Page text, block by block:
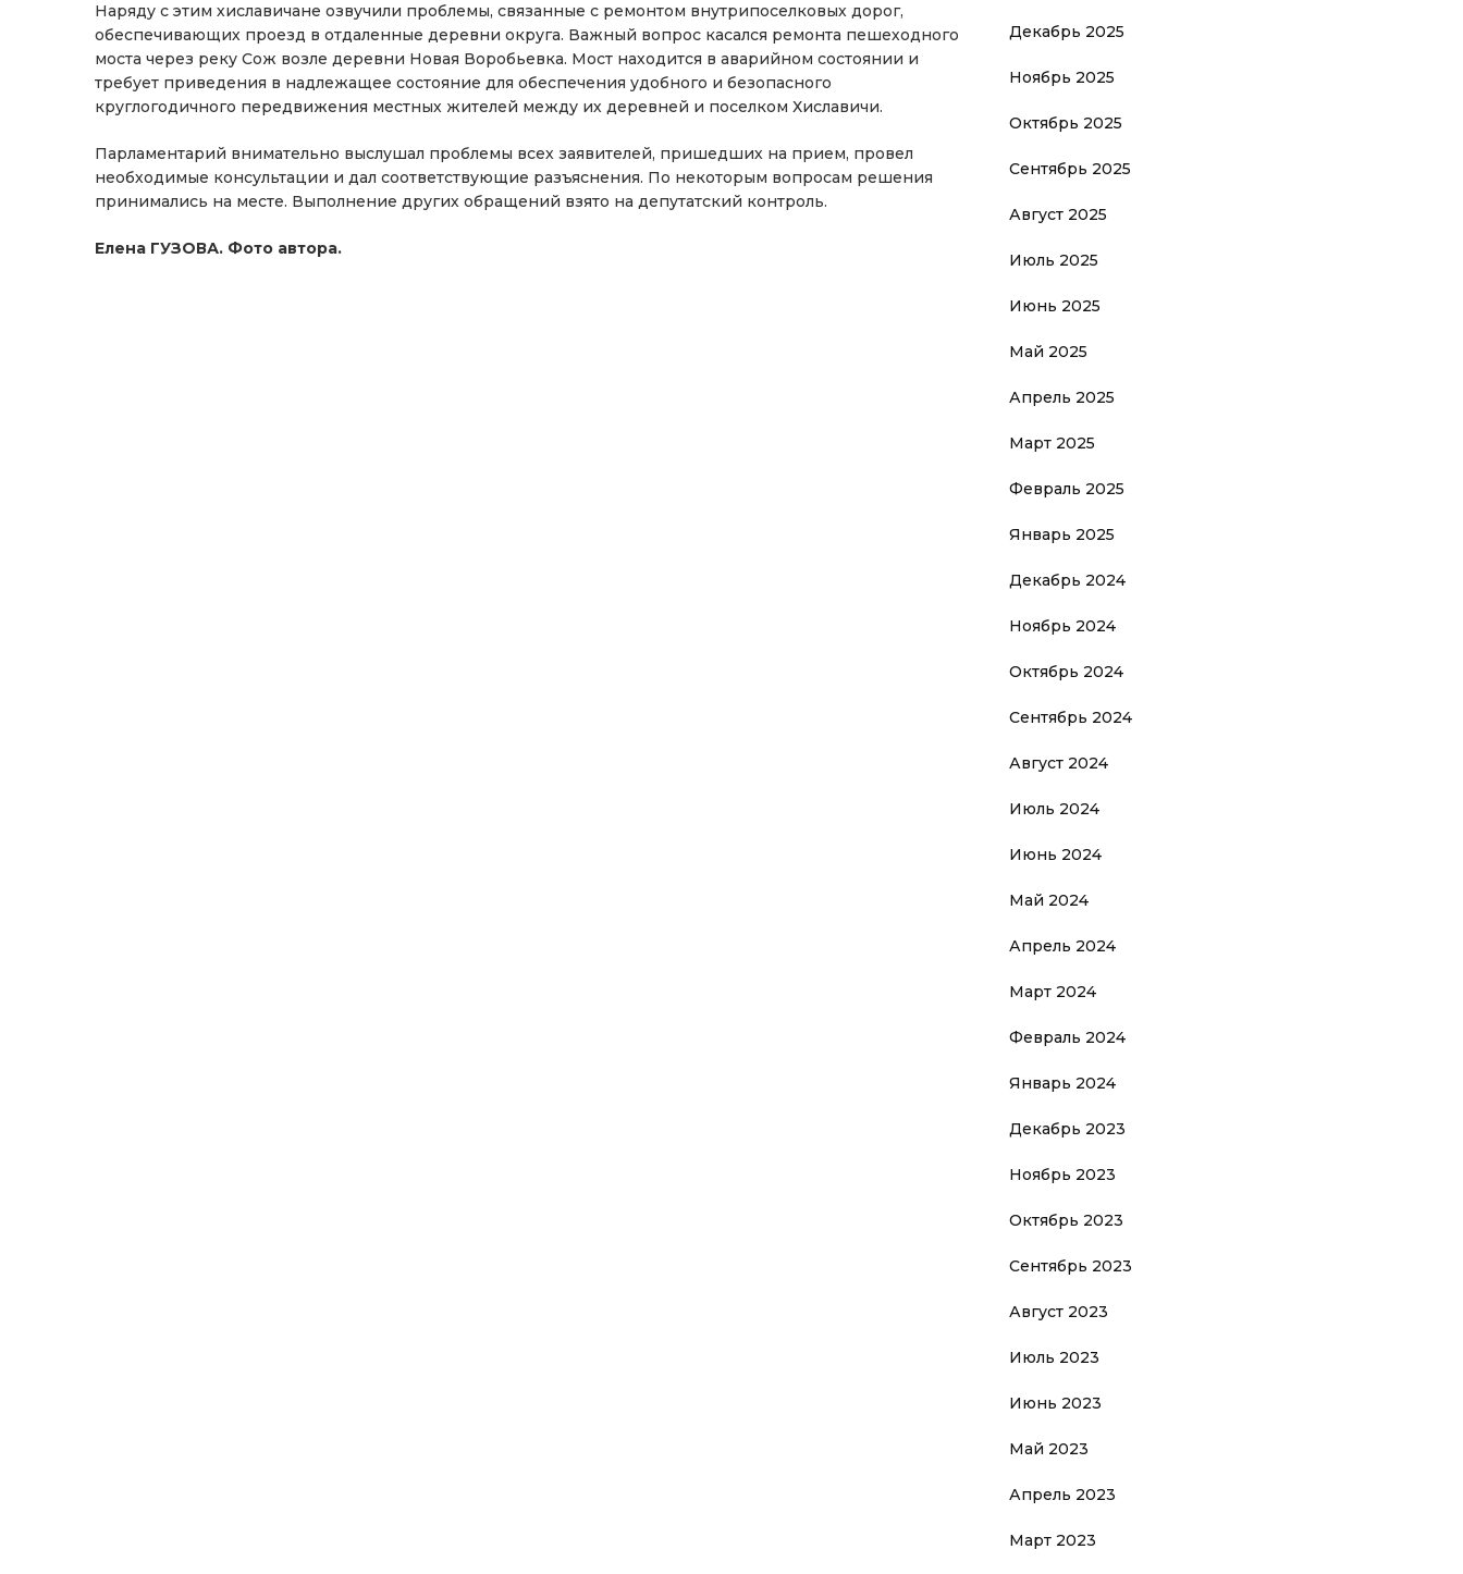
Наряду с этим хиславичане озвучили проблемы, связанные с ремонтом внутрипоселковых дорог,
обеспечивающих проезд в отдаленные деревни округа. Важный вопрос касался ремонта пешеходного
моста через реку Сож возле деревни Новая Воробьевка. Мост находится в аварийном состоянии и
требует приведения в надлежащее состояние для обеспечения удобного и безопасного
круглогодичного передвижения местных жителей между их деревней и поселком Хиславичи.
Парламентарий внимательно выслушал проблемы всех заявителей, пришедших на прием, провел
необходимые консультации и дал соответствующие разъяснения. По некоторым вопросам решения
принимались на месте. Выполнение других обращений взято на депутатский контроль.
Елена ГУЗОВА. Фото автора.
Декабрь 2025
Ноябрь 2025
Октябрь 2025
Сентябрь 2025
Август 2025
Июль 2025
Июнь 2025
Май 2025
Апрель 2025
Март 2025
Февраль 2025
Январь 2025
Декабрь 2024
Ноябрь 2024
Октябрь 2024
Сентябрь 2024
Август 2024
Июль 2024
Июнь 2024
Май 2024
Апрель 2024
Март 2024
Февраль 2024
Январь 2024
Декабрь 2023
Ноябрь 2023
Октябрь 2023
Сентябрь 2023
Август 2023
Июль 2023
Июнь 2023
Май 2023
Апрель 2023
Март 2023